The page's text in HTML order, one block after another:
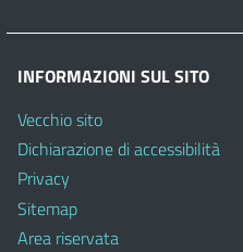
INFORMAZIONI SUL SITO
Vecchio sito
Dichiarazione di accessibilità
Privacy
Sitemap
Area riservata